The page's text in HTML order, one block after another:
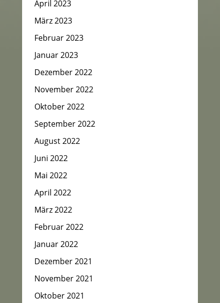
April 2023
März 2023
Februar 2023
Januar 2023
Dezember 2022
November 2022
Oktober 2022
September 2022
August 2022
Juni 2022
Mai 2022
April 2022
März 2022
Februar 2022
Januar 2022
Dezember 2021
November 2021
Oktober 2021